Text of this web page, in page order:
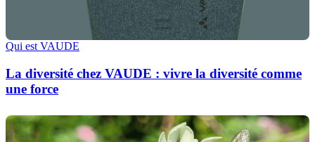
Qui est VAUDE
La diversité chez VAUDE : vivre la diversité comme
une force